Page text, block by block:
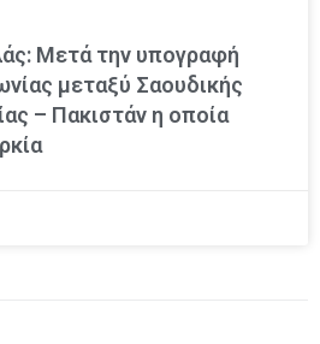
Μετά την υπογραφή
μεταξύ Σαουδικής
– Πακιστάν η οποία